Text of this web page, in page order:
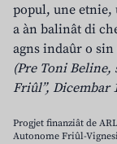
popul, une etnie,
a àn balinât di
agns indaûr o
(Pre Toni
Friûl”, Dicembar
Progjet finanziât de
Autonome Friûl-